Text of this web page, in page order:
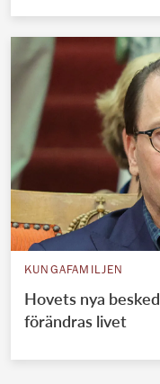
KUNGAFAMILJEN
Hovets nya
förändras livet